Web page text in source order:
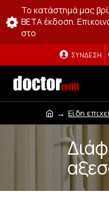
Το κατάστημά μας
BETA έκδοση.
στο
ΣΎΝΔΕΣΗ
Είδη